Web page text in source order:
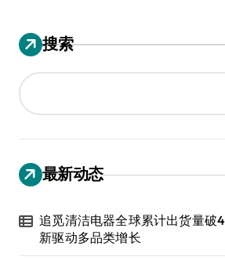
搜索
最新动态
追觅清洁电器全球累计出货量破
新驱动多品类增长